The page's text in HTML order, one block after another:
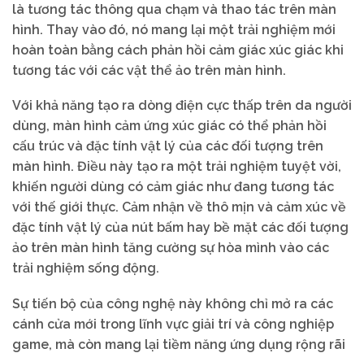
là tương tác thông qua chạm và thao tác trên màn
hình. Thay vào đó, nó mang lại một trải nghiệm mới
hoàn toàn bằng cách phản hồi cảm giác xúc giác khi
tương tác với các vật thể ảo trên màn hình.
Với khả năng tạo ra dòng điện cực thấp trên da người
dùng, màn hình cảm ứng xúc giác có thể phản hồi
cấu trúc và đặc tính vật lý của các đối tượng trên
màn hình. Điều này tạo ra một trải nghiệm tuyệt vời,
khiến người dùng có cảm giác như đang tương tác
với thế giới thực. Cảm nhận về thô mịn và cảm xúc về
đặc tính vật lý của nút bấm hay bề mặt các đối tượng
ảo trên màn hình tăng cường sự hòa mình vào các
trải nghiệm sống động.
Sự tiến bộ của công nghệ này không chỉ mở ra các
cánh cửa mới trong lĩnh vực giải trí và công nghiệp
game, mà còn mang lại tiềm năng ứng dụng rộng rãi